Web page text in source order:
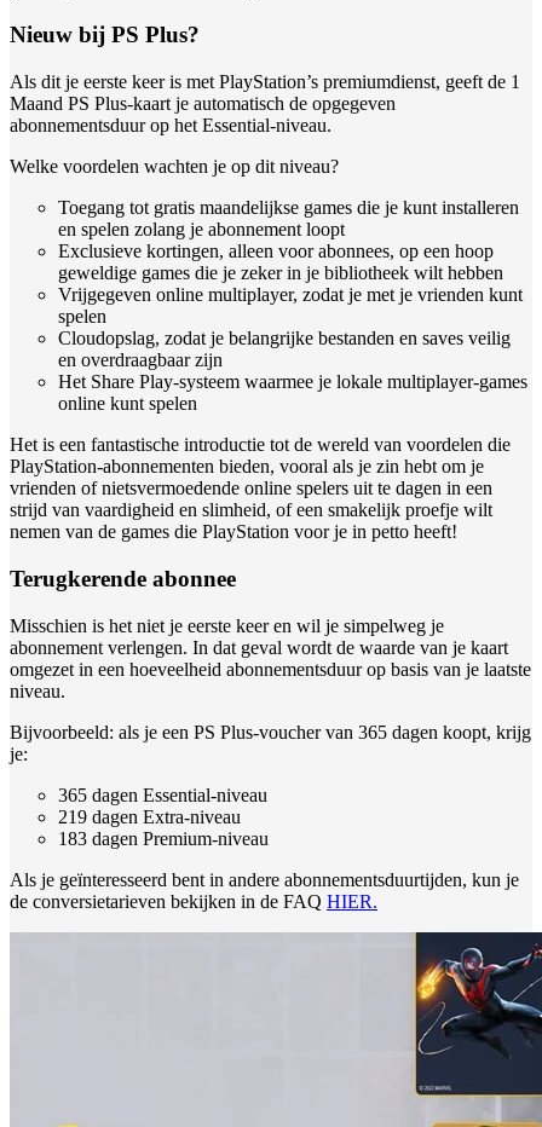
Nieuw bij PS Plus?
Als dit je eerste keer is met PlayStation’s premiumdienst, geeft de 1
Maand PS Plus-kaart je automatisch de opgegeven
abonnementsduur op het Essential-niveau.
Welke voordelen wachten je op dit niveau?
Toegang tot gratis maandelijkse games die je kunt installeren
en spelen zolang je abonnement loopt
Exclusieve kortingen, alleen voor abonnees, op een hoop
geweldige games die je zeker in je bibliotheek wilt hebben
Vrijgegeven online multiplayer, zodat je met je vrienden kunt
spelen
Cloudopslag, zodat je belangrijke bestanden en saves veilig
en overdraagbaar zijn
Het Share Play-systeem waarmee je lokale multiplayer-games
online kunt spelen
Het is een fantastische introductie tot de wereld van voordelen die
PlayStation-abonnementen bieden, vooral als je zin hebt om je
vrienden of nietsvermoedende online spelers uit te dagen in een
strijd van vaardigheid en slimheid, of een smakelijk proefje wilt
nemen van de games die PlayStation voor je in petto heeft!
Terugkerende abonnee
Misschien is het niet je eerste keer en wil je simpelweg je
abonnement verlengen. In dat geval wordt de waarde van je kaart
omgezet in een hoeveelheid abonnementsduur op basis van je laatste
niveau.
Bijvoorbeeld: als je een PS Plus-voucher van 365 dagen koopt, krijg
je:
365 dagen Essential-niveau
219 dagen Extra-niveau
183 dagen Premium-niveau
Als je geïnteresseerd bent in andere abonnementsduurtijden, kun je
de conversietarieven bekijken in de FAQ HIER.